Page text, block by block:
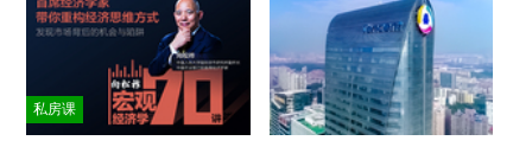
私房课